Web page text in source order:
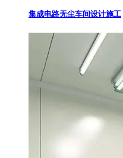
集成电路无尘车间设计施工